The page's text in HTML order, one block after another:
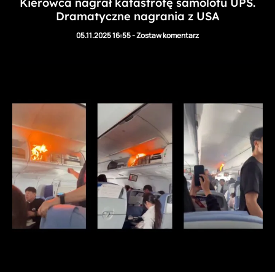
Dramatyczne nagrania z USA
05.11.2025 16:55-Zostaw komentarz